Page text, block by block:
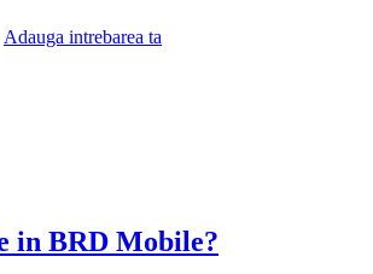
Adauga intrebarea ta
in BRD Mobile?